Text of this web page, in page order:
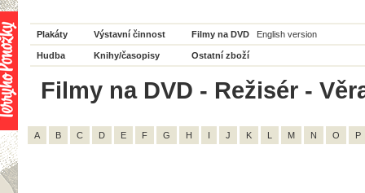
Plakáty Výstavní činnost Filmy na DVD English version
Hudba Knihy/časopisy Ostatní zboží
Filmy na DVD - Režisér -
A B C D E F G H I J K L M N O P